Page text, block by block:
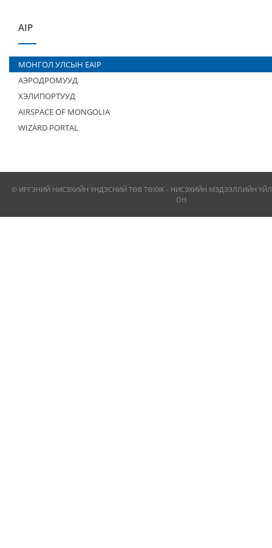
AIP
МОНГОЛ УЛСЫН EAIP
АЭРОДРОМУУД
ХЭЛИПОРТУУД
AIRSPACE OF MONGOLIA
WIZARD PORTAL
© ИРГЭНИЙ НИСЭХИЙН ҮНДЭСНИЙ ТӨВ ТӨХХК - НИСЭХИЙН МЭДЭЭЛЛИЙН
ОН